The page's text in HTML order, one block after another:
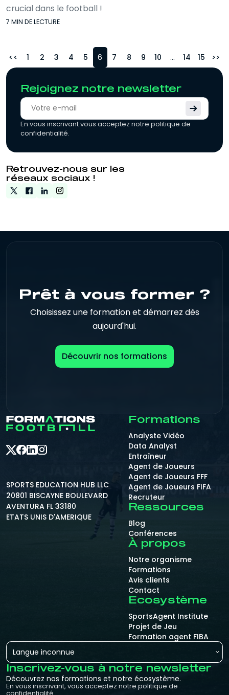
crucial dans le football !
7 MIN DE LECTURE
< 1 2 3 4 5 6 7 8 9 10 ... 14 15 >
Rejoignez notre newsletter
En vous inscrivant vous acceptez notre politique de
confidentialité.
Retrouvez-nous sur les
réseaux sociaux !
Prêt à vous former ?
Choisissez une formation et démarrez dès
aujourd'hui.
Découvrir nos formations
SPORTS EDUCATION HUB LLC
20801 BISCAYNE BOULEVARD
AVENTURA FL 33180
ETATS UNIS D'AMERIQUE
Formations
Analyste Vidéo
Data Analyst
Entraîneur
Agent de Joueurs
Agent de Joueurs FFF
Agent de Joueurs FIFA
Recruteur
Ressources
Blog
Conférences
À propos
Notre organisme
Formations
Avis clients
Contact
Ecosystème
SportsAgent Institute
Projet de Jeu
Formation agent FIBA
Langue inconnue
Inscrivez-vous à notre newsletter
Découvrez nos formations et notre écosystème.
En vous inscrivant, vous acceptez notre politique de
confidentialité.